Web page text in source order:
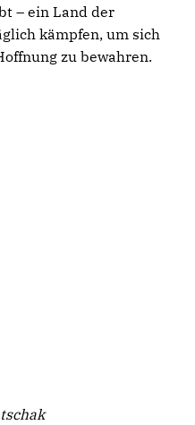
– ein Land der
kämpfen, um sich
zu bewahren.